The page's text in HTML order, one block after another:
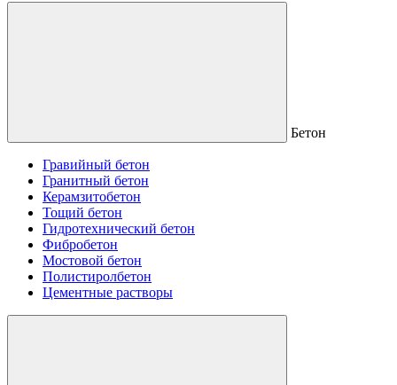
Бетон
Гравийный бетон
Гранитный бетон
Керамзитобетон
Тощий бетон
Гидротехнический бетон
Фибробетон
Мостовой бетон
Полистиролбетон
Цементные растворы